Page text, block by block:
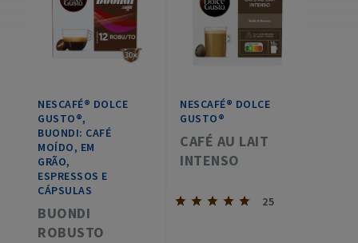
NESCAFÉ® DOLCE
GUSTO®,
BUONDI: CAFÉ
MOÍDO, EM
GRÃO,
ESPRESSOS E
CÁPSULAS
BUONDI
ROBUSTO
NESCAFÉ® DOLCE
GUSTO®
CAFÉ AU LAIT
INTENSO
25